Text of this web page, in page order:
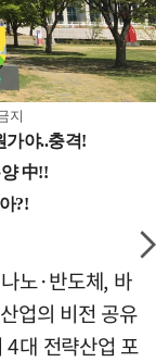
지
노·반도체, 바
업의 비전 공유
4대 전략산업 포